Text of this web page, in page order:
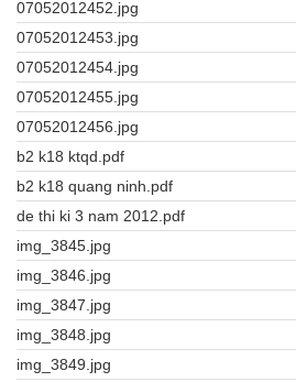
07052012452.jpg
07052012453.jpg
07052012454.jpg
07052012455.jpg
07052012456.jpg
b2 k18 ktqd.pdf
b2 k18 quang ninh.pdf
de thi ki 3 nam 2012.pdf
img_3845.jpg
img_3846.jpg
img_3847.jpg
img_3848.jpg
img_3849.jpg